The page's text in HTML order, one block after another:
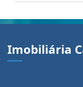
Imobiliária